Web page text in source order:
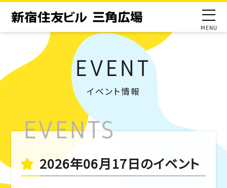
EVENT
イベント情報
2026年06月17日のイベント